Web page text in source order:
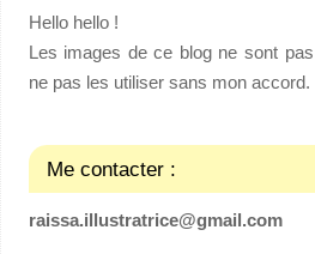
Hello hello !
Les images de ce blog ne sont
ne pas les utiliser sans mon accord.
Me contacter :
raissa.illustratrice@gmail.com